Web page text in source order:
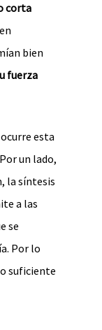
corta
bien
fuerza
esta
un lado,
la síntesis
a las
se
Por lo
suficiente